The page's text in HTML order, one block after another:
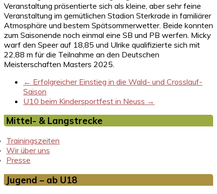
Veranstaltung präsentierte sich als kleine, aber sehr feine
Veranstaltung im gemütlichen Stadion Sterkrade in familiärer
Atmosphäre und bestem Spätsommerwetter. Beide konnten
zum Saisonende noch einmal eine SB und PB werfen. Micky
warf den Speer auf 18,85 und Ulrike qualifizierte sich mit
22,88 m für die Teilnahme an den Deutschen
Meisterschaften Masters 2025.
← Erfolgreicher Einstieg in die Wald- und Crosslauf-
Saison
U10 beim Kindersportfest in Neuss →
Mittel- & Langstrecke
Trainingszeiten
Wir über uns
Presse
Jugend – ab U18